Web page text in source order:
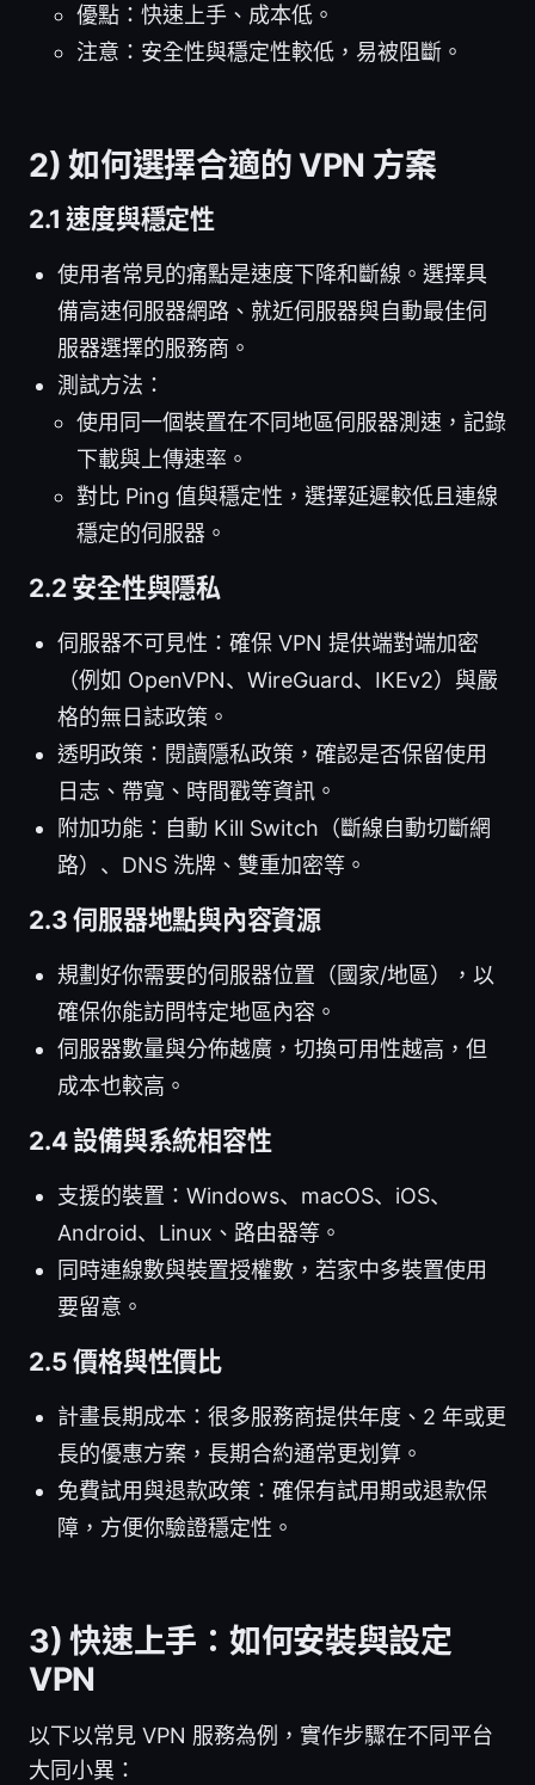
優點：快速上手、成本低。
注意：安全性與穩定性較低，易被阻斷。
2) 如何選擇合適的 VPN 方案
2.1 速度與穩定性
使用者常見的痛點是速度下降和斷線。選擇具
備高速伺服器網路、就近伺服器與自動最佳伺
服器選擇的服務商。
測試方法：
使用同一個裝置在不同地區伺服器測速，記錄
下載與上傳速率。
對比 Ping 值與穩定性，選擇延遲較低且連線
穩定的伺服器。
2.2 安全性與隱私
伺服器不可見性：確保 VPN 提供端對端加密
（例如 OpenVPN、WireGuard、IKEv2）與嚴
格的無日誌政策。
透明政策：閱讀隱私政策，確認是否保留使用
日志、帶寬、時間戳等資訊。
附加功能：自動 Kill Switch（斷線自動切斷網
路）、DNS 洗牌、雙重加密等。
2.3 伺服器地點與內容資源
規劃好你需要的伺服器位置（國家/地區），以
確保你能訪問特定地區內容。
伺服器數量與分佈越廣，切換可用性越高，但
成本也較高。
2.4 設備與系統相容性
支援的裝置：Windows、macOS、iOS、
Android、Linux、路由器等。
同時連線數與裝置授權數，若家中多裝置使用
要留意。
2.5 價格與性價比
計畫長期成本：很多服務商提供年度、2 年或更
長的優惠方案，長期合約通常更划算。
免費試用與退款政策：確保有試用期或退款保
障，方便你驗證穩定性。
3) 快速上手：如何安裝與設定
VPN
以下以常見 VPN 服務為例，實作步驟在不同平台
大同小異：